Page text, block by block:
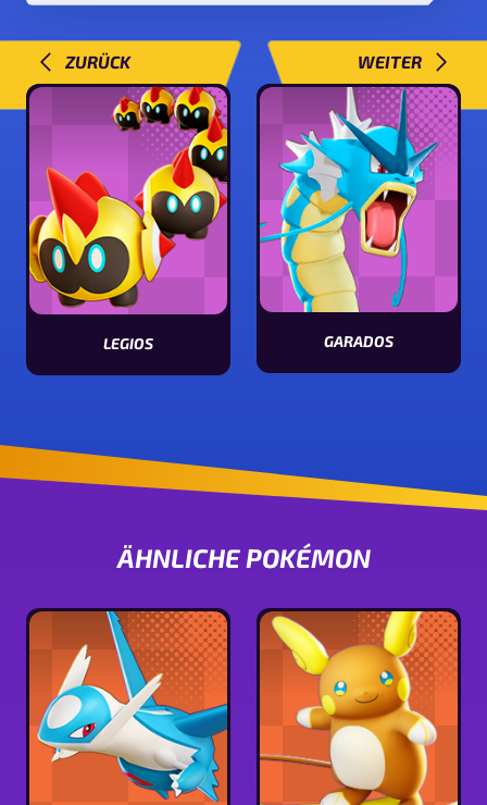
ZURÜCK
LEGIOS
Statuswerte von Legios ansehen
WEITER
GARADOS
Statuswerte von Garados
ÄHNLICHE POKÉMON